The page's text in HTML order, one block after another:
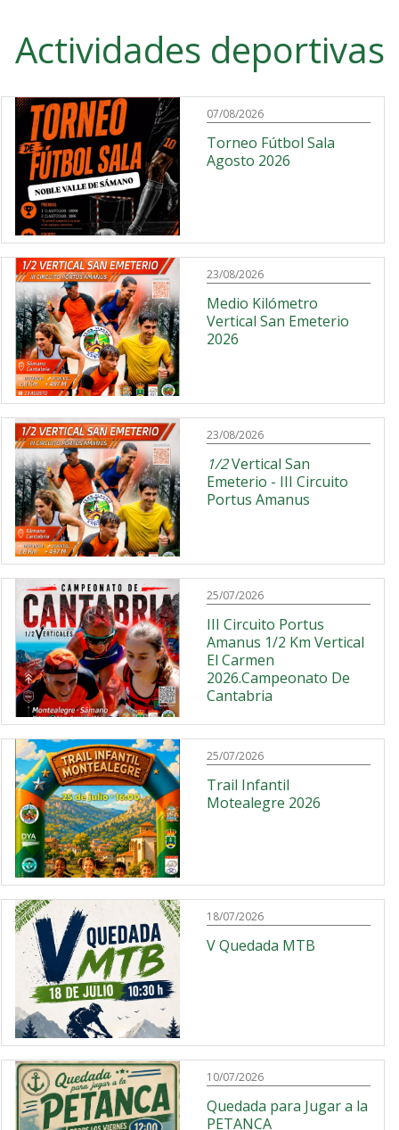
Actividades deportivas
07/08/2026
Torneo Fútbol Sala
Agosto 2026
23/08/2026
Medio Kilómetro
Vertical San Emeterio
2026
23/08/2026
1/2Vertical San
Emeterio - III Circuito
Portus Amanus
25/07/2026
III Circuito Portus
Amanus 1/2 Km Vertical
El Carmen
2026.Campeonato De
Cantabria
25/07/2026
Trail Infantil
Motealegre 2026
18/07/2026
V Quedada MTB
10/07/2026
Quedada para Jugar a la
PETANCA